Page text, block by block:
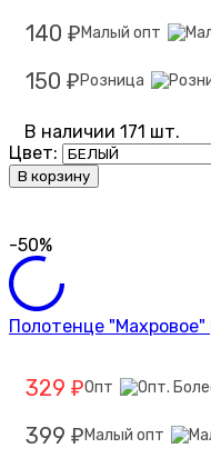
140 ₽ Малый опт
150 ₽ Розница
В наличии 171 шт.
Цвет:
В корзину
-50%
Полотенце
329 ₽Опт
399 ₽ Малый опт